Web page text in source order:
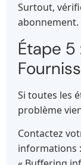
Surtout,
abonnement.
Étape 5
Si toutes les
problème
Contactez
informations :